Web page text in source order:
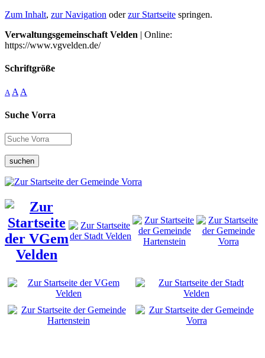
Zum Inhalt, zur Navigation oderzur Startseite springen.
Verwaltungsgemeinschaft Velden | Online:
https://www.vgvelden.de/
Schriftgröße
A A A
Suche Vorra
suchen